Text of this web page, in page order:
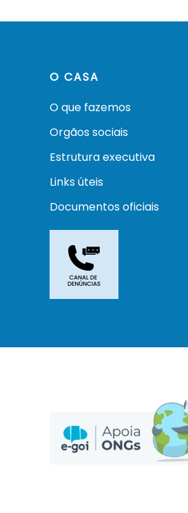
O CASA
O que fazemos
Orgãos sociais
Estrutura executiva
Links úteis
Documentos oficiais